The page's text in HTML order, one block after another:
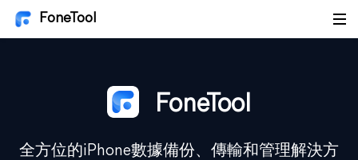
FoneTool
FoneTool
全方位的iPhone數據備份、傳輸和管理解決方